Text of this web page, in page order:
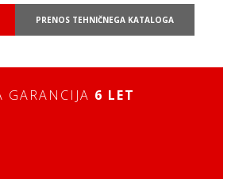
PRENOS TEHNIČNEGA KATALOGA
GARANCIJA 6 LET